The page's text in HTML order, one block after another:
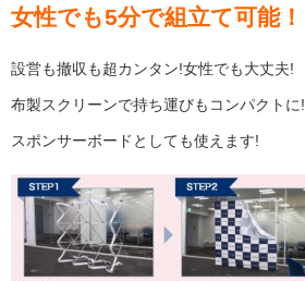
女性でも5分で組立て可能！
設営も撤収も超カンタン!女性でも大丈夫!
布製スクリーンで持ち運びもコンパクトに!
スポンサーボードとしても使えます!